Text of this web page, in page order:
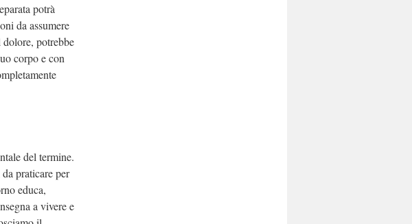
potrà
da assumere
dolore, potrebbe
corpo e con
del termine.
praticare per
educa,
a vivere e